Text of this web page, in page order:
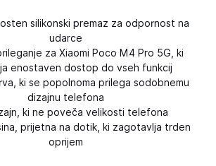
silikonski premaz za odpornost na
udarce
za Xiaomi Poco M4 Pro 5G, ki
enostaven dostop do vseh funkcij
ki se popolnoma prilega sodobnemu
dizajnu telefona
ki ne poveča velikosti telefona
prijetna na dotik, ki zagotavlja trden
oprijem